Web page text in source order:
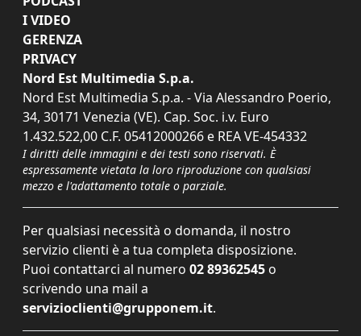
I VIDEO
GERENZA
PRIVACY
Nord Est Multimedia S.p.a.
Nord Est Multimedia S.p.a. - Via Alessandro Poerio,
34, 30171 Venezia (VE). Cap. Soc. i.v. Euro
1.432.522,00 C.F. 05412000266 e REA VE-454332
I diritti delle immagini e dei testi sono riservati. È
espressamente vietata la loro riproduzione con qualsiasi
mezzo e l'adattamento totale o parziale.
Per qualsiasi necessità o domanda, il nostro
servizio clienti è a tua completa disposizione.
Puoi contattarci al numero 02 89362545 o
scrivendo una mail a
servizioclienti@grupponem.it.